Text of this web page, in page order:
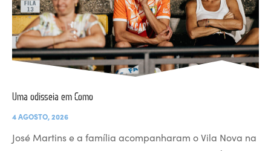
Uma odisseia em Como
4 AGOSTO, 2026
José Martins e a família acompanharam o Vila Nova na